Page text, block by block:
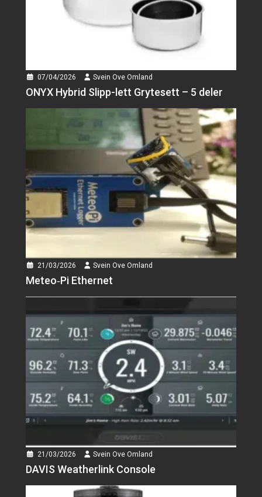
kjøttsuppe er som et...
Yale Doorman Classic
smart dørlås som...
ONYX Hybrid Slipp-lett
Grytesett – 5 deler
Et lite løft til hele
kjøkkenetMed ONYX Hybrid...
Svein Ove Omland
Meteo‑Pi Ethernet
✍️Meteo‑Pi Ethernet er en
kraftig og moderne
Svein Ove Omland
– Den mest avanserte...
Svein Ove Omland
Melitta AromaFresh
Therm Pro
Det var på tide med en ny
kaffetrakter,...
ONYX Cookware
Jeg så mange gode
anmeldelser av ONYX™
Hybrid...
07/04/2026 Svein Ove Omland
ONYX Hybrid Slipp-lett Grytesett – 5 deler
21/03/2026 Svein Ove Omland
Meteo‑Pi Ethernet
21/03/2026 Svein Ove Omland
DAVIS Weatherlink Console